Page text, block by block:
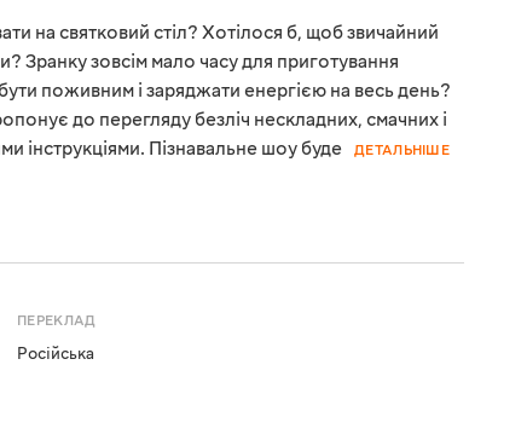
на святковий стіл? Хотілося б, щоб звичайний
Зранку зовсім мало часу для приготування
поживним і заряджати енергією на весь день?
до перегляду безліч нескладних, смачних і
інструкціями. Пізнавальне шоу буде
ДЕТАЛЬНІШЕ
ПЕРЕКЛАД
Російська